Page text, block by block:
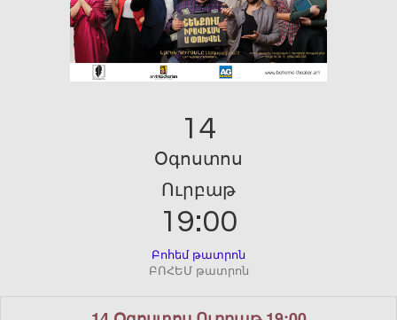
14
Օգոստոս
Ուրբաթ
19:00
Բոհեմ թատրոն
ԲՈՀԵՄ թատրոն